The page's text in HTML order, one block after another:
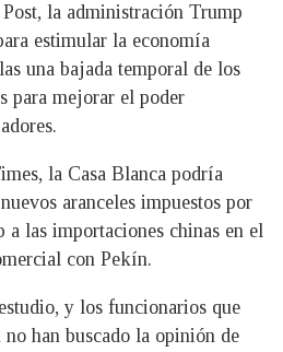
la administración Trump
estimular la economía
una bajada temporal de los
para mejorar el poder
la Casa Blanca podría
aranceles impuestos por
las importaciones chinas en el
con Pekín.
y los funcionarios que
no han buscado la opinión de